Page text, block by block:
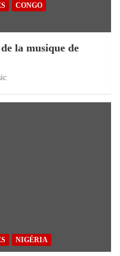
CONGO
la musique de
NIGÉRIA